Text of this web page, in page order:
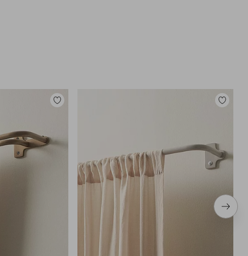
Toevoegen
item